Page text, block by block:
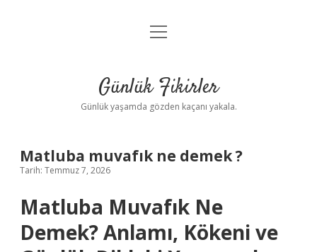
Anasayfa
Yasal Uyarı
menüyü
Günlük Fikirler
Günlük yaşamda gözden kaçanı yakala.
Matluba muvafık ne demek ?
Tarih: Temmuz 7, 2026
Matluba Muvafık Ne
Demek? Anlamı, Kökeni ve